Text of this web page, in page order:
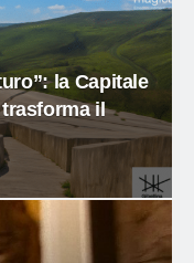
la Capitale
il